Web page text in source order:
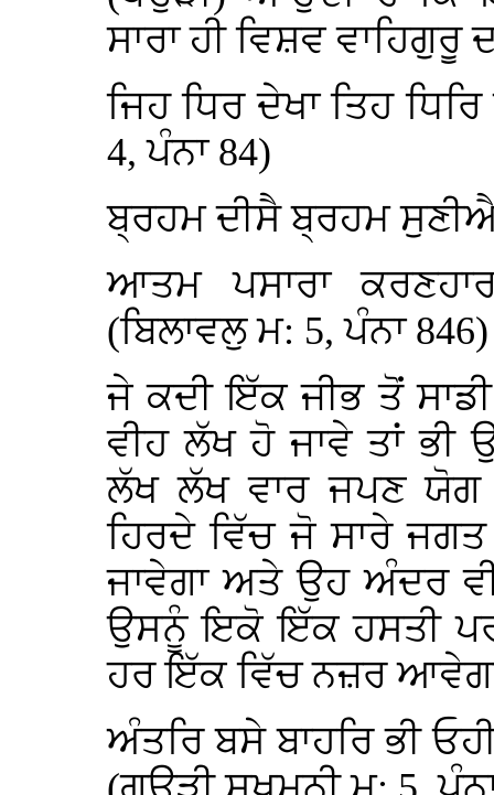
ਸਾਰਾ ਹੀ ਵਿਸ਼ਵ
ਜਿਹ ਧਿਰ ਦੇਖਾ ਤਿਹ
4, ਪੰਨਾ 84)
ਬ੍ਰਹਮ ਦੀਸੈ ਬ੍ਰਹਮ
ਆਤਮ ਪਸਾਰਾ
(ਬਿਲਾਵਲੁ ਮ: 5, ਪੰਨਾ 846)
ਜੇ ਕਦੀ ਇੱਕ ਜੀਭ ਤੋਂ
ਵੀਹ ਲੱਖ ਹੋ ਜਾਵੇ ਤਾਂ
ਲੱਖ ਲੱਖ ਵਾਰ ਜਪਣ ਯੋਗ
ਹਿਰਦੇ ਵਿੱਚ ਜੋ ਸਾਰੇ
ਜਾਵੇਗਾ ਅਤੇ ਉਹ ਅੰਦਰ
ਉਸਨੂੰ ਇਕੋ ਇੱਕ ਹਸਤੀ
ਹਰ ਇੱਕ ਵਿੱਚ ਨਜ਼ਰ
ਅੰਤਰਿ ਬਸੇ ਬਾਹਰਿ ਭੀ